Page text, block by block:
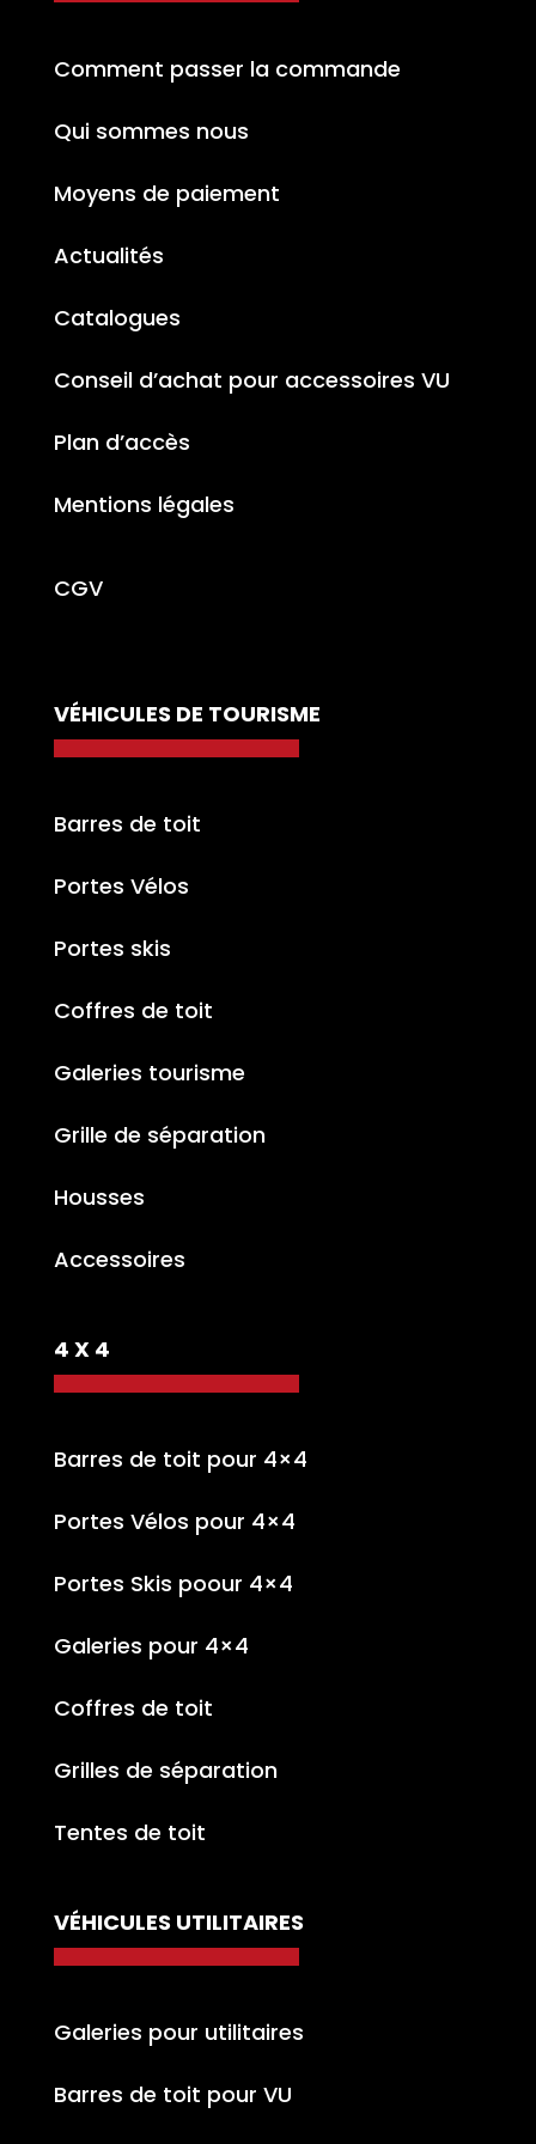
Comment passer la commande
Qui sommes nous
Moyens de paiement
Actualités
Catalogues
Conseil d’achat pour accessoires VU
Plan d’accès
Mentions légales
CGV
VÉHICULES DE TOURISME
Barres de toit
Portes Vélos
Portes skis
Coffres de toit
Galeries tourisme
Grille de séparation
Housses
Accessoires
4 X 4
Barres de toit pour 4×4
Portes Vélos pour 4×4
Portes Skis poour 4×4
Galeries pour 4×4
Coffres de toit
Grilles de séparation
Tentes de toit
VÉHICULES UTILITAIRES
Galeries pour utilitaires
Barres de toit pour VU